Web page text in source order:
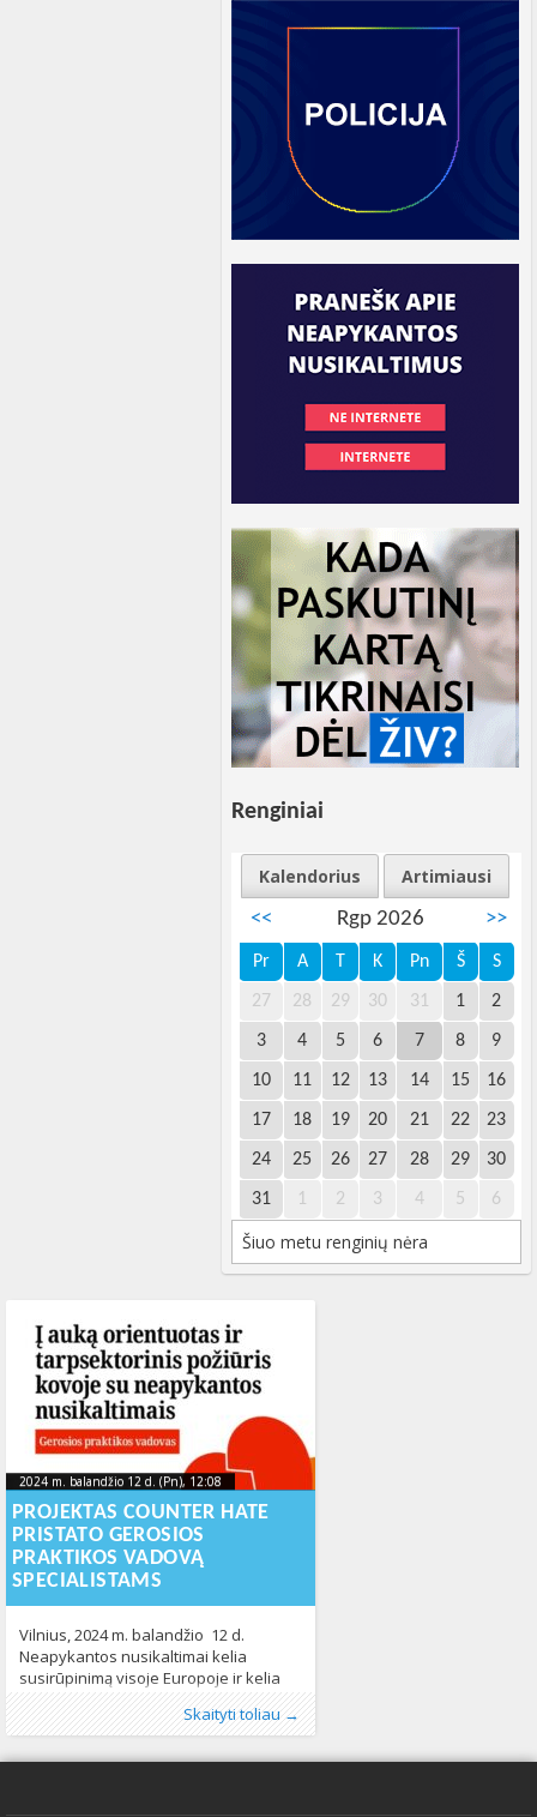
Renginiai
Kalendorius
Artimiausi
<<
Rgp 2026 >>
Pr A T K Pn Š S
27 28 29 30 31 1 2
3 4 5 6 7 8 9
10 11 12 13 14 15 16
17 18 19 20 21 22 23
24 25 26 27 28 29 30
31 1 2 3 4 5 6
Šiuo metu renginių nėra
2024 m. balandžio 12 d. (Pn), 12:08
2024-04-12T14:36:51+00:00
2024 m. balandžio 12 d. (Pn), 12:08
2024-04-
12T14:36:51+00:00
PROJEKTAS COUNTER HATE
PRISTATO GEROSIOS
PRAKTIKOS VADOVĄ
SPECIALISTAMS
Vilnius, 2024 m. balandžio 12 d.
Neapykantos nusikaltimai kelia
susirūpinimą visoje Europoje ir kelia
didelių iššūkių socialiniu, politiniu ir
teisiniu lygmenimis. Smurtinis elgesys
motyvuotas išankstiniu nusistatymu
dėl aukos negalios, odos spalvos,
Skaityti toliau →
Publikavo:Aliona, LGL
Kategorijos:Lietuvoje,Naujienos,Pranešimai
spaudai,Žmogaus teisės456
Žymos:counter hate,geroji praktika,
Neapykantos nusikaltimai429